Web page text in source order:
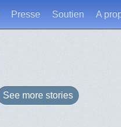
Presse Soutien A
See more stories